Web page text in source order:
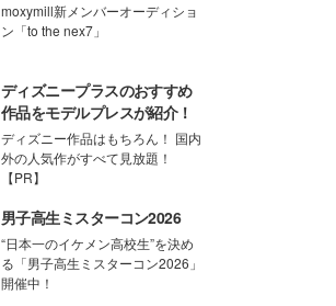
moxymill新メンバーオーディショ
ン「to the nex7」
ディズニープラスのおすすめ
作品をモデルプレスが紹介！
ディズニー作品はもちろん！ 国内
外の人気作がすべて見放題！
【PR】
男子高生ミスターコン2026
“日本一のイケメン高校生”を決め
る「男子高生ミスターコン2026」
開催中！